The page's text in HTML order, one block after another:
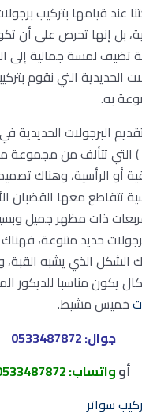
عند قيامها بتركيب
بل إنها تحرص على أن
تضيف لمسة جمالية إلى
الحديدية التي نقوم
به.
البرجولات الحديدية
تتألف من مجموعة
أو الرأسية، وهناك
تتقاطع معها القضبان
ذات مظهر جميل
حديد متنوعة،
الشكل الذي يشبه
يكون مناسبا للديكور
خميس مشيط.
جوال: 0533487872
أوواتساب: 0533487872
سواتر